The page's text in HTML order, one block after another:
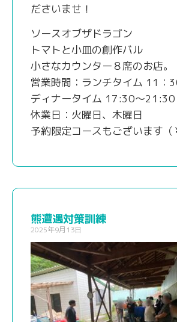
ださいませ！
ソースオブザドラゴン
トマトと小皿の創作バル
小さなカウンター８席のお店。
営業時間：ランチタイム 11：
ディナータイム 17:30～21:30
休業日：火曜日、木曜日
予約限定コースもございます（
熊遭遇対策訓練
2025年9月13日